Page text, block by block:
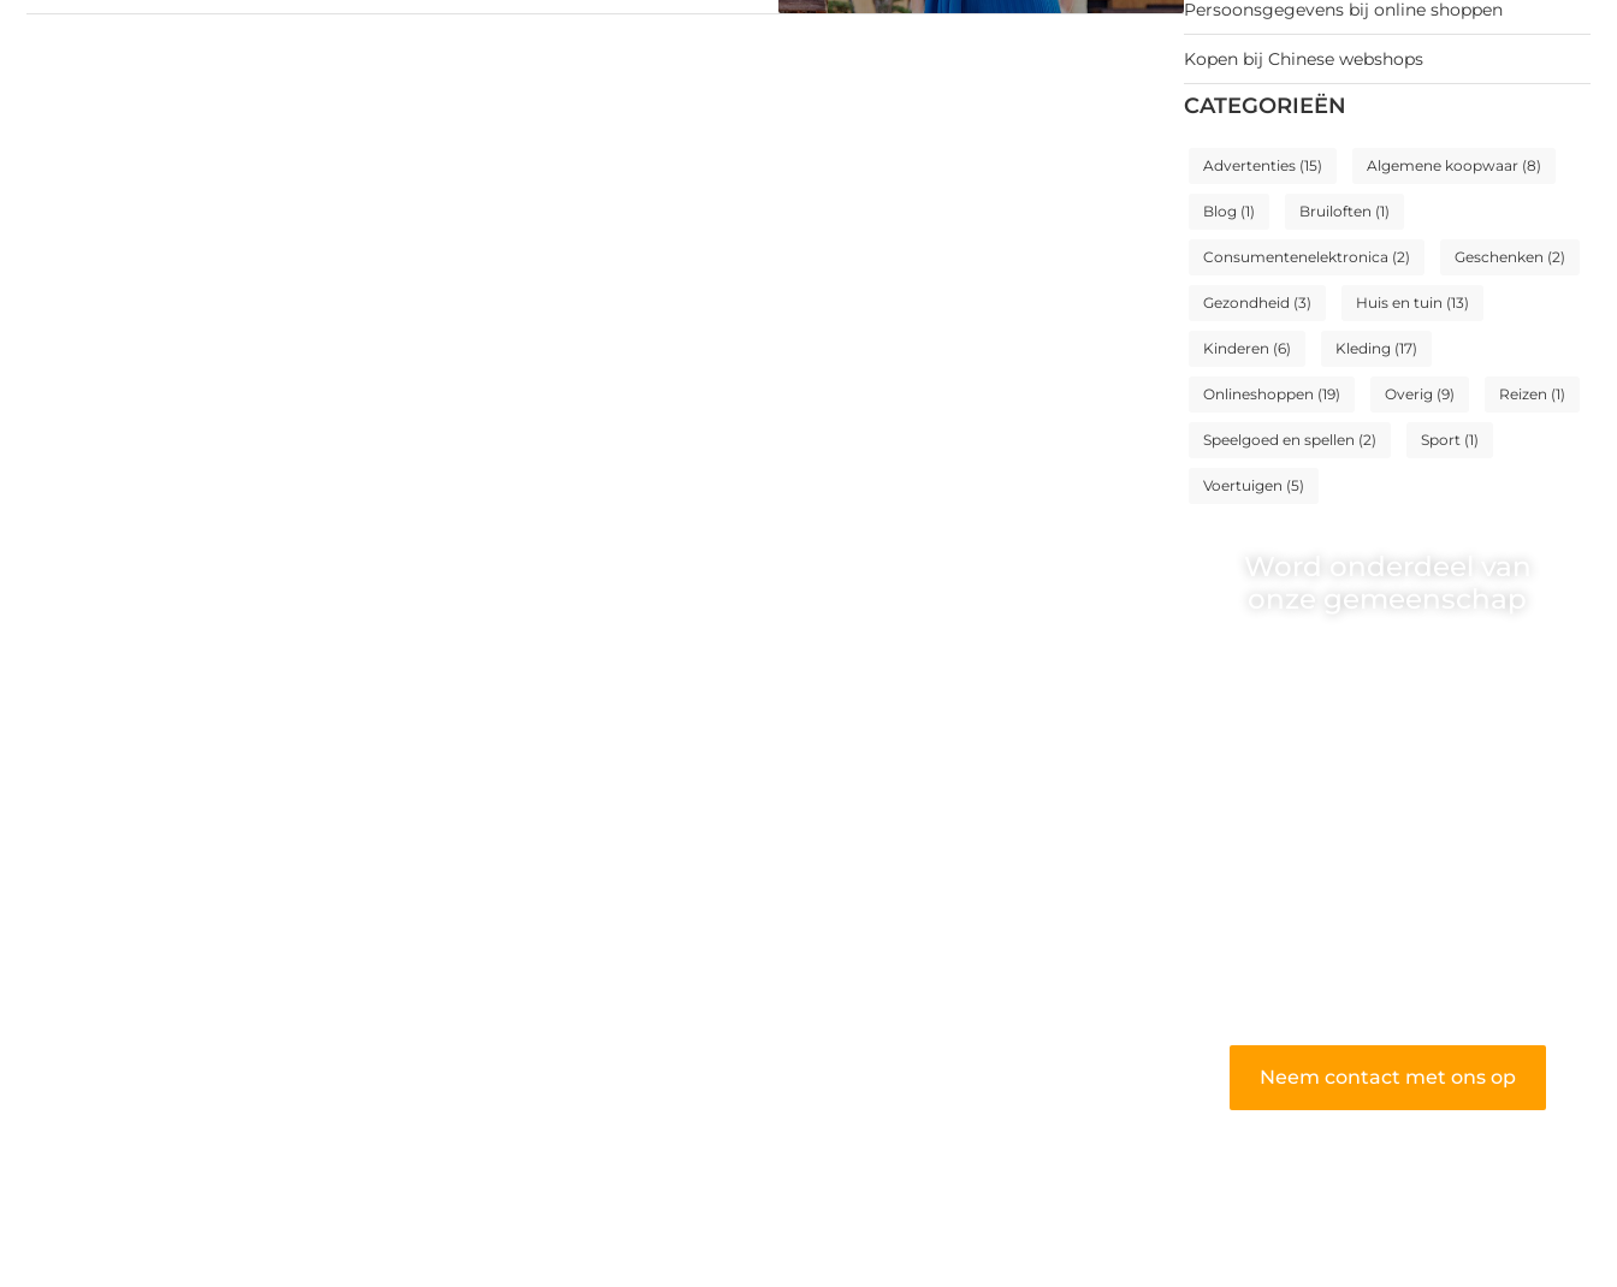
Persoonsgegevens bij online shoppen
Kopen bij Chinese webshops
CATEGORIEËN
Advertenties (15) Algemene koopwaar (8)
Blog (1) Bruiloften (1)
Consumentenelektronica (2) Geschenken (2)
Gezondheid (3) Huis en tuin (13)
Kinderen (6) Kleding (17)
Onlineshoppen (19) Overig (9) Reizen (1)
Speelgoed en spellen (2) Sport (1)
Voertuigen (5)
Word onderdeel van
onze gemeenschap
Neem contact met ons op